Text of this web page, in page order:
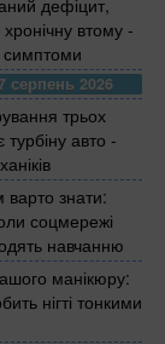
втому -
симптоми
серпень 2026
трьох
авто -
варто знати:
соцмережі
навчанню
манікюру:
нігті тонкими